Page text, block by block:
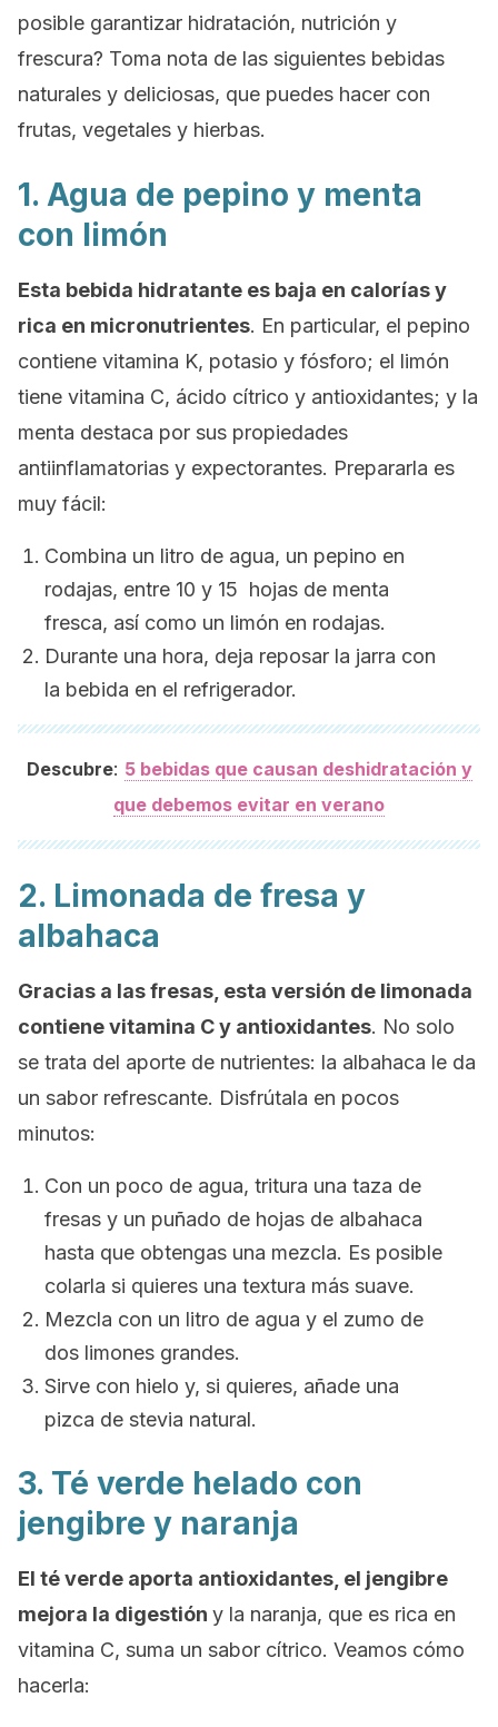
posible garantizar hidratación, nutrición y
frescura? Toma nota de las siguientes bebidas
naturales y deliciosas, que puedes hacer con
frutas, vegetales y hierbas.
1. Agua de pepino y menta
con limón
Esta bebida hidratante es baja en calorías y
rica en micronutrientes. En particular, el pepino
contiene vitamina K, potasio y fósforo; el limón
tiene vitamina C, ácido cítrico y antioxidantes; y la
menta destaca por sus propiedades
antiinflamatorias y expectorantes. Prepararla es
muy fácil:
Combina un litro de agua, un pepino en
rodajas, entre 10 y 15 hojas de menta
fresca, así como un limón en rodajas.
Durante una hora, deja reposar la jarra con
la bebida en el refrigerador.
Descubre: 5 bebidas que causan deshidratación y
que debemos evitar en verano
2. Limonada de fresa y
albahaca
Gracias a las fresas, esta versión de limonada
contiene vitamina C y antioxidantes. No solo
se trata del aporte de nutrientes: la albahaca le da
un sabor refrescante. Disfrútala en pocos
minutos:
Con un poco de agua, tritura una taza de
fresas y un puñado de hojas de albahaca
hasta que obtengas una mezcla. Es posible
colarla si quieres una textura más suave.
Mezcla con un litro de agua y el zumo de
dos limones grandes.
Sirve con hielo y, si quieres, añade una
pizca de stevia natural.
3. Té verde helado con
jengibre y naranja
El té verde aporta antioxidantes, el jengibre
mejora la digestión y la naranja, que es rica en
vitamina C, suma un sabor cítrico. Veamos cómo
hacerla: